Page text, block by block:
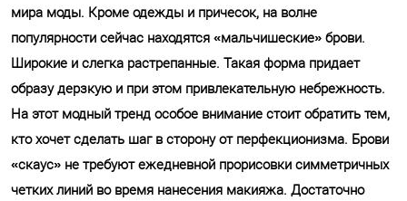
мира моды. Кроме одежды и причесок, на волне
популярности сейчас находятся «мальчишеские» брови.
Широкие и слегка растрепанные. Такая форма придает
образу дерзкую и при этом привлекательную небрежность.
На этот модный тренд особое внимание стоит обратить тем,
кто хочет сделать шаг в сторону от перфекционизма. Брови
«скаус» не требуют ежедневной прорисовки симметричных
четких линий во время нанесения макияжа. Достаточно